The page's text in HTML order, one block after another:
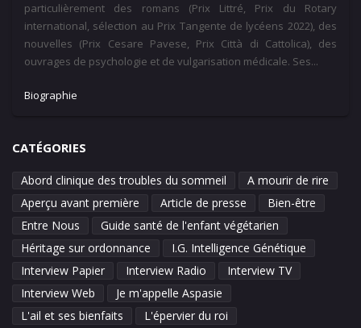
particulièrement des romans (Prix Littré, Prix du Rotary
international, sélection au Prix Tangente de lycéens 2022), des
nouvelles (Prix Cesare Pavese, Prix Città di Cattolica), des
ouvrages de psychologie et de vulgarisation médicale. Ses...
Biographie
CATÉGORIES
Abord clinique des troubles du sommeil
A mourir de rire
Aperçu avant première
Article de presse
Bien-être
Entre Nous
Guide santé de l'enfant végétarien
Héritage sur ordonnance
I.G. Intelligence Génétique
Interview Papier
Interview Radio
Interview TV
Interview Web
Je m'appelle Aspasie
L'ail et ses bienfaits
L'épervier du roi